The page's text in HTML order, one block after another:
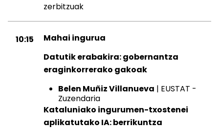
zerbitzuak
10:15
Mahai ingurua
Datutik erabakira: gobernantza
eraginkorrerako gakoak
Belen Muñiz Villanueva | EUSTAT -
Zuzendaria
Kataluniako ingurumen-txostenei
aplikatutako IA: berrikuntza